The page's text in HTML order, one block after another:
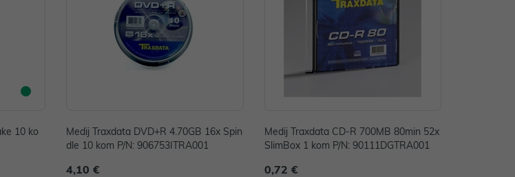
10 ko
Medij Traxdata DVD+R 4.70GB 16x Spin
dle 10 kom P/N: 906753ITRA001
4,10 €
Medij Traxdata CD-R 700MB 80min 52x
SlimBox 1 kom P/N: 90111DGTRA001
0,72 €